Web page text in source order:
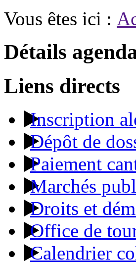
Vous êtes ici :
Détails
Liens directs
Inscription
Dépôt de
Paiement
Marchés
Droits et
Office de
Calendrier